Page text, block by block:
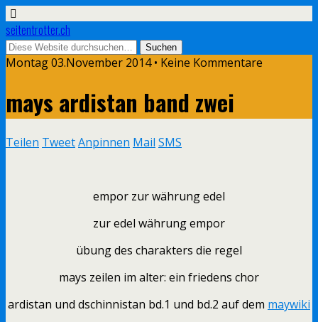
seitentrotter.ch
Montag 03.November 2014 • Keine Kommentare
mays ardistan band zwei
Teilen TweetAnpinnen Mail SMS
empor zur währung edel
zur edel währung empor
übung des charakters die regel
mays zeilen im alter: ein friedens chor
ardistan und dschinnistan bd.1 und bd.2 auf dem maywiki